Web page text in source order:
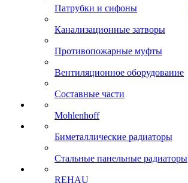
Патрубки и сифоны
Канализационные затворы
Противопожарные муфты
Вентиляционное оборудование
Составные части
Mohlenhoff
Биметаллические радиаторы
Стальные панельные радиаторы
REHAU